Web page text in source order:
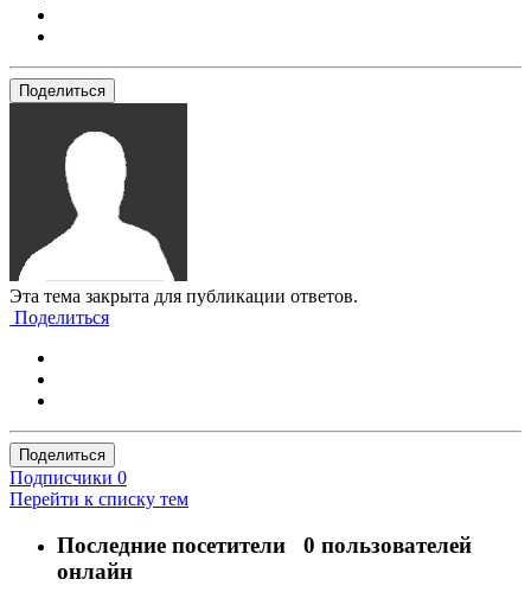
Поделиться
Эта тема закрыта для публикации ответов.
Поделиться
Поделиться
Подписчики 0
Перейти к списку тем
Последние посетители 0 пользователей
онлайн